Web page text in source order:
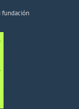
fundación